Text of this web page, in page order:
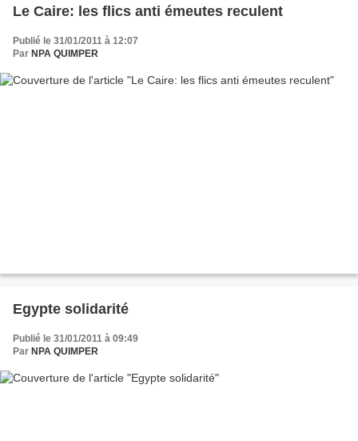
Le Caire: les flics anti émeutes reculent
Publié le 31/01/2011 à 12:07
Par NPA QUIMPER
Egypte solidarité
Publié le 31/01/2011 à 09:49
Par NPA QUIMPER